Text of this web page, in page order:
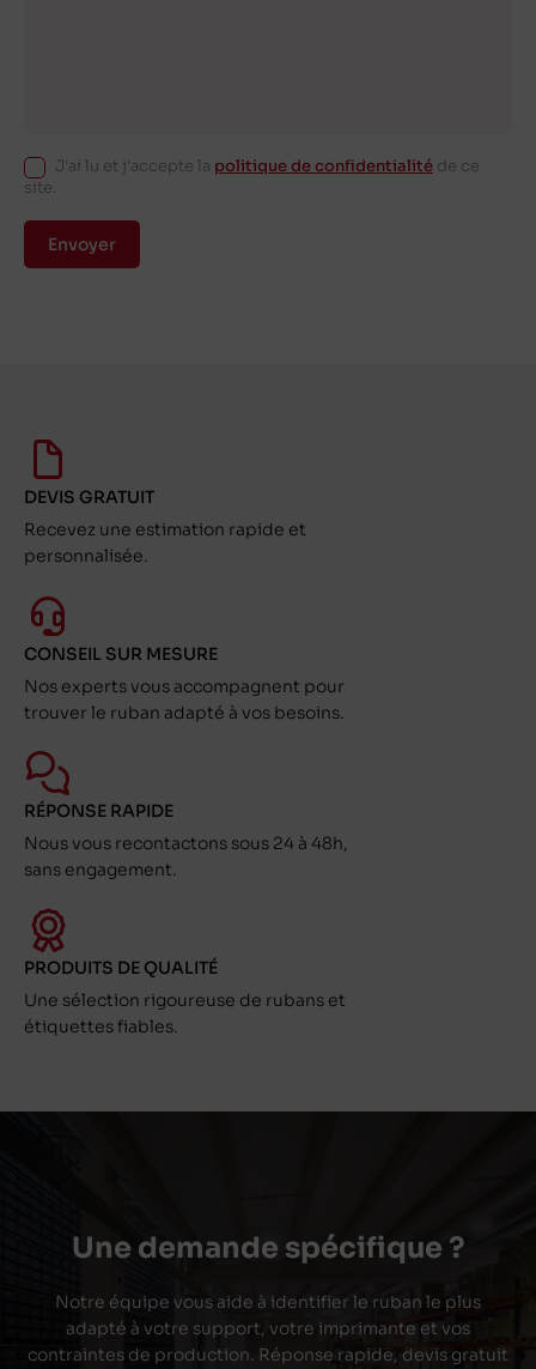
J'ai lu et j'accepte la politique de confidentialité de ce
site.
Envoyer
DEVIS GRATUIT
Recevez une estimation rapide et
personnalisée.
CONSEIL SUR MESURE
Nos experts vous accompagnent pour
trouver le ruban adapté à vos besoins.
RÉPONSE RAPIDE
Nous vous recontactons sous 24 à 48h,
sans engagement.
PRODUITS DE QUALITÉ
Une sélection rigoureuse de rubans et
étiquettes fiables.
Une demande spécifique ?
Notre équipe vous aide à identifier le ruban le plus
adapté à votre support, votre imprimante et vos
contraintes de production. Réponse rapide, devis gratuit